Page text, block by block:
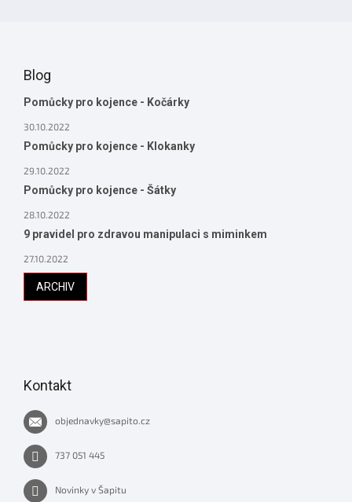
Blog
Pomůcky pro kojence - Kočárky
30.10.2022
Pomůcky pro kojence - Klokanky
29.10.2022
Pomůcky pro kojence - Šátky
28.10.2022
9 pravidel pro zdravou manipulaci s miminkem
27.10.2022
ARCHIV
Kontakt
objednavky@sapito.cz
737 051 445
Novinky v Šapitu